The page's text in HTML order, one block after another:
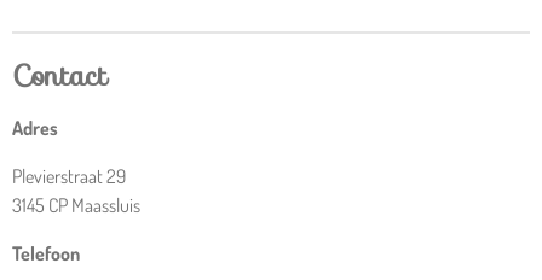
Contact
Adres
Plevierstraat 29
3145 CP Maassluis
Telefoon